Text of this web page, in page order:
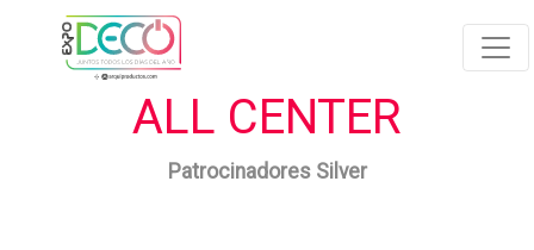
ALL CENTER
Patrocinadores Silver